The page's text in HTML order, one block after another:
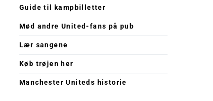
Guide til kampbilletter
Mød andre United-fans på pub
Lær sangene
Køb trøjen her
Manchester Uniteds historie